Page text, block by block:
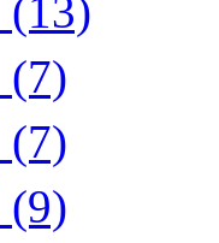
(13)
(7)
(7)
(9)